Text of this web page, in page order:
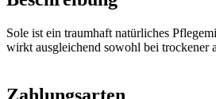
Sole ist ein traumhaft natürliches
wirkt ausgleichend sowohl bei trockener